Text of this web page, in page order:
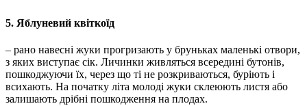
5. Яблуневий квіткоїд
– рано навесні жуки прогризають у бруньках маленькі отвори,
з яких виступає сік. Личинки живляться всередині бутонів,
пошкоджуючи їх, через що ті не розкриваються, буріють і
всихають. На початку літа молоді жуки склеюють листя або
залишають дрібні пошкодження на плодах.